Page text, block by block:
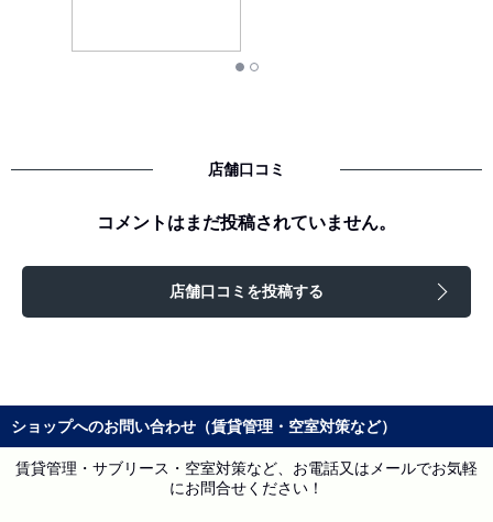
店舗口コミ
コメントはまだ投稿されていません。
店舗口コミを投稿する
ショップへのお問い合わせ（賃貸管理・空室対策など）
賃貸管理・サブリース・空室対策など、お電話又はメールでお気軽
にお問合せください！